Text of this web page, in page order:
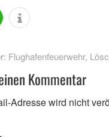
Flughafenfeuerwehr,
Kommentar
Adresse wird nicht